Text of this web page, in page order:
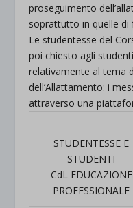
proseguimento
soprattutto in quelle di
Le studentesse del
poi chiesto agli
relativamente al tema
dell’Allattamento: i
attraverso una
STUDENTESSE E
STUDENTI
CdL EDUCAZIONE
PROFESSIONALE